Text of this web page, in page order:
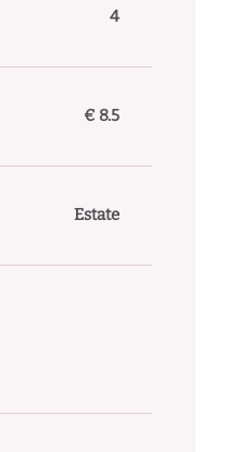
4
€ 8.5
Estate